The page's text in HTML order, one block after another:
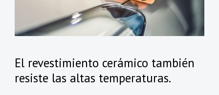
El revestimiento cerámico también
resiste las altas temperaturas.